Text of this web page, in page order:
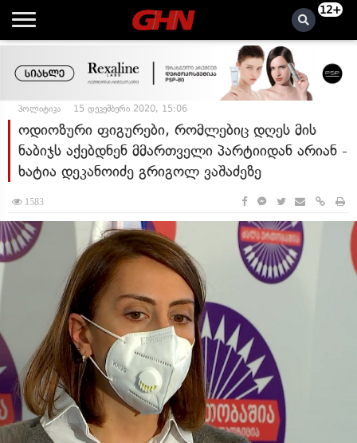
12+
პოლიტიკა 15 დეკემბერი 2020, 15:06
ოდიოზური ფიგურები, რომლებიც დღეს მის
ნაბიჯს აქებდნენ მმართველი პარტიიდან არიან -
ხატია დეკანოიძე გრიგოლ ვაშაძეზე
1583